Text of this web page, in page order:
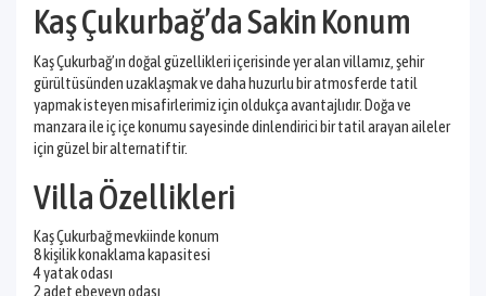
Kaş Çukurbağ’da Sakin Konum
Kaş Çukurbağ’ın doğal güzellikleri içerisinde yer alan villamız, şehir
gürültüsünden uzaklaşmak ve daha huzurlu bir atmosferde tatil
yapmak isteyen misafirlerimiz için oldukça avantajlıdır. Doğa ve
manzara ile iç içe konumu sayesinde dinlendirici bir tatil arayan aileler
için güzel bir alternatiftir.
Villa Özellikleri
Kaş Çukurbağ mevkiinde konum
8 kişilik konaklama kapasitesi
4 yatak odası
2 adet ebeveyn odası